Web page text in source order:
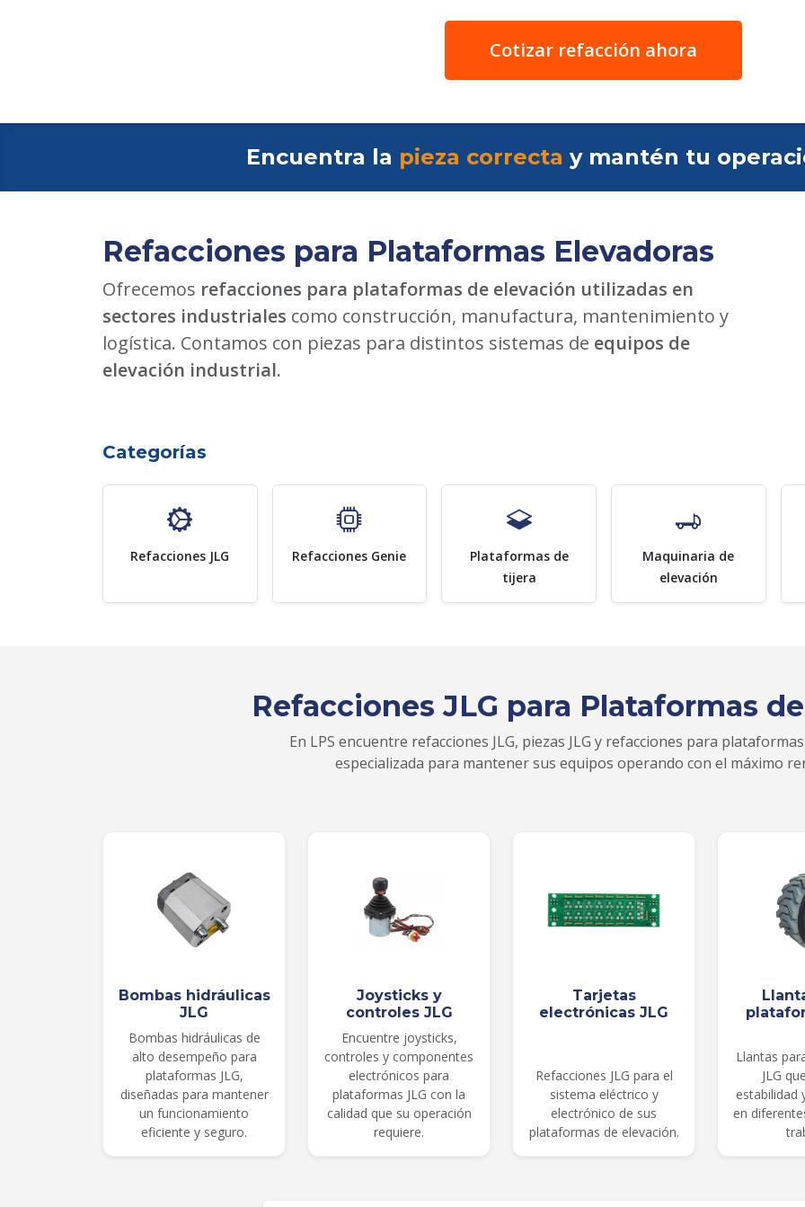
Cotizar refacción ahora
Encuentra la pieza correcta y mantén tu
Refacciones para Plataformas Elevadoras
Ofrecemos refacciones para plataformas de elevación utilizadas en
sectores industriales como construcción, manufactura, mantenimiento y
logística. Contamos con piezas para distintos sistemas de equipos de
elevación industrial.
Categorías
Refacciones JLG Refacciones Genie
Plataformas de
tijera
Maquinaria de
elevación
Refacciones JLG para Plataformas
En LPS encuentre refacciones JLG, piezas JLG y refacciones para
especializada para mantener sus equipos operando con el máximo
Bombas hidráulicas
JLG
Bombas hidráulicas de
alto desempeño para
plataformas JLG,
diseñadas para mantener
un funcionamiento
eficiente y seguro.
Joysticks y
controles JLG
Encuentre joysticks,
controles y componentes
electrónicos para
plataformas JLG con la
calidad que su operación
requiere.
Tarjetas
electrónicas JLG
Refacciones JLG para el
sistema eléctrico y
electrónico de sus
plataformas de elevación.
Llantas
JLG
estabilidad
en